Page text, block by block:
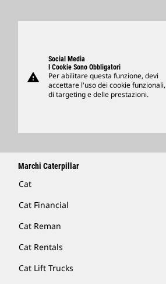
Support
Merchandising
Trova Un Dealer
warning
Social Media
I Cookie Sono Obbligatori
Per abilitare questa funzione, devi
accettare l'uso dei cookie funzionali,
di targeting e delle prestazioni.
Marchi Caterpillar
Cat
Cat Financial
Cat Reman
Cat Rentals
Cat Lift Trucks